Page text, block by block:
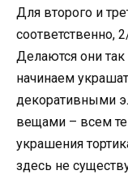
Для второго и
соответственно,
Делаются они
начинаем
декоративными
вещами – всем
украшения
здесь не